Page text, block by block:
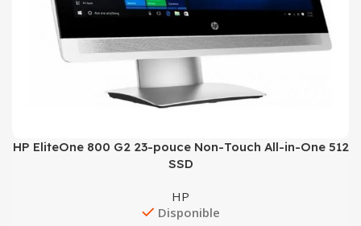
HP EliteOne 800 G2 23-pouce Non-Touch All-in-One 512
SSD
HP
Disponible